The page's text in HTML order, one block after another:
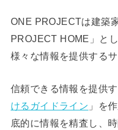
ONE PROJECTは建築
PROJECT HOME」と
様々な情報を提供する
信頼できる情報を提供
けるガイドライン 」を
底的に情報を精査し、